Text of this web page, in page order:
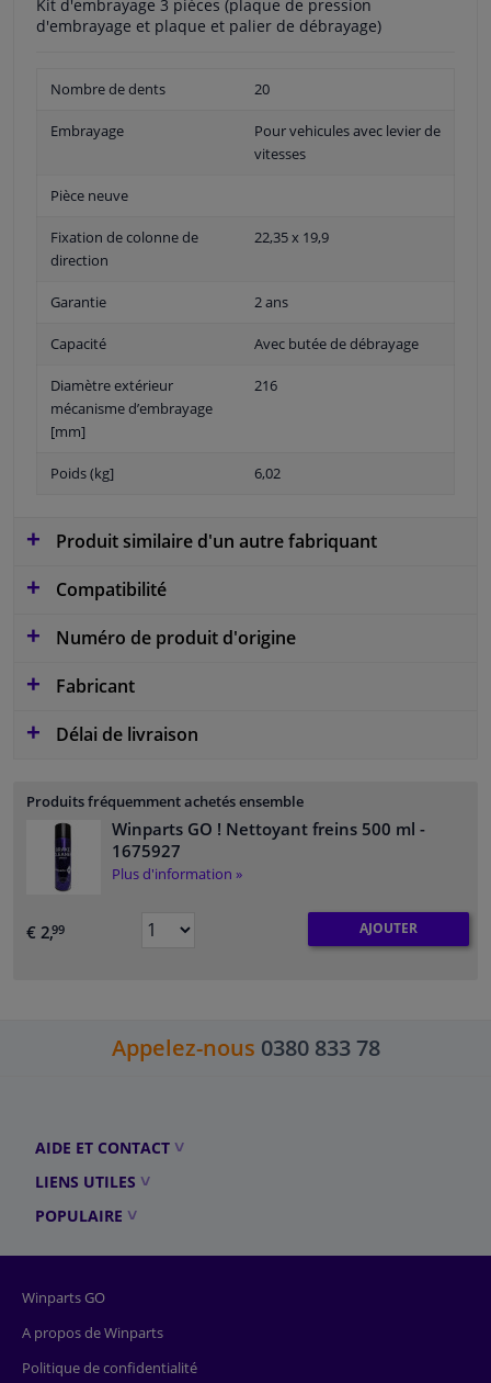
Kit d'embrayage 3 pièces (plaque de pression
d'embrayage et plaque et palier de débrayage)
Nombre de dents 20
Embrayage
Pour vehicules avec levier de
vitesses
Pièce neuve
Fixation de colonne de
direction
22,35 x 19,9
Garantie 2 ans
Capacité Avec butée de débrayage
Diamètre extérieur
mécanisme d’embrayage
[mm]
216
Poids (kg] 6,02
Produit similaire d'un autre fabriquant
Compatibilité
Numéro de produit d'origine
Fabricant
Délai de livraison
Produits fréquemment achetés ensemble
Winparts GO ! Nettoyant freins 500 ml -
1675927
Plus d'information »
€ 2,99 AJOUTER
Appelez-nous 0380 833 78
AIDE ET CONTACT
LIENS UTILES
POPULAIRE
Winparts GO
A propos de Winparts
Politique de confidentialité